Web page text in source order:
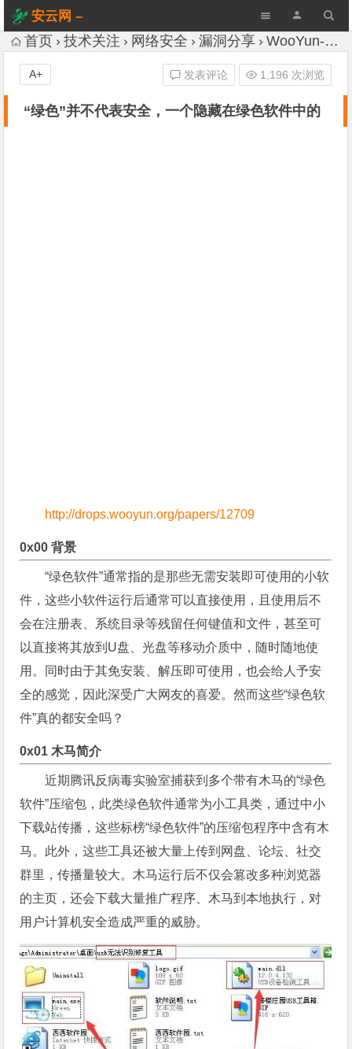
安云网 –
AnYun.ORG
首页 技术关注 网络安全 漏洞分享 WooYun-Drops
“绿色”并不代表安全，一个隐藏在绿色软件中的
发表评论 1,196 次浏览
A+
http://drops.wooyun.org/papers/12709
0x00 背景
“绿色软件”通常指的是那些无需安装即可使用的小软
件，这些小软件运行后通常可以直接使用，且使用后不
会在注册表、系统目录等残留任何键值和文件，甚至可
以直接将其放到U盘、光盘等移动介质中，随时随地使
用。同时由于其免安装、解压即可使用，也会给人予安
全的感觉，因此深受广大网友的喜爱。然而这些“绿色软
件”真的都安全吗？
0x01 木马简介
近期腾讯反病毒实验室捕获到多个带有木马的“绿色
软件”压缩包，此类绿色软件通常为小工具类，通过中小
下载站传播，这些标榜“绿色软件”的压缩包程序中含有木
马。此外，这些工具还被大量上传到网盘、论坛、社交
群里，传播量较大。木马运行后不仅会篡改多种浏览器
的主页，还会下载大量推广程序、木马到本地执行，对
用户计算机安全造成严重的威胁。